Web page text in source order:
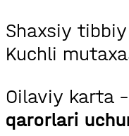
Shaxsiy
Kuchli
Oilaviy karta
qarorlari